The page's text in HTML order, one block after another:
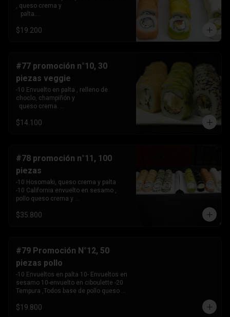
, queso crema y
   palta.
camarón, queso crema
$19.200
#77 promoción n°10, 30
piezas veggie
-10 Envuelto en palta , relleno de
choclo, champiñón y
  queso crema.
champiñón , queso
$14.100
#78 promoción n°11, 100
piezas
-10 Hosomaki, queso crema y palta
-10 California envuelto en sesamo ,
pollo queso crema y
-10 California envuelto en ciboulette ,
    cebollín.
-10 envuelto en palta , salmon, queso
crema y cebollín
-10 Envuelto en queso crema, palmito,
palta.
-10 Tempura, kanikama y palta
cebollín.
$35.800
#79 Promoción N°12, 50
piezas pollo
-10 Envueltos en palta 10- Envueltos en
sesamo 10-envuelto en ciboulette -20
Tempura ,Todos base de pollo queso
$19.800